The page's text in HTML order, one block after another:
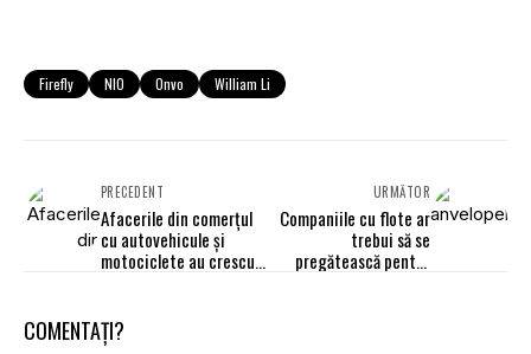
Firefly NIO Onvo William Li
PRECEDENT
Afacerile din comerţul
cu autovehicule şi
motociclete au crescut
URMĂTOR
Companiile cu flote ar
trebui să se
pregătească pentru
COMENTAȚI?